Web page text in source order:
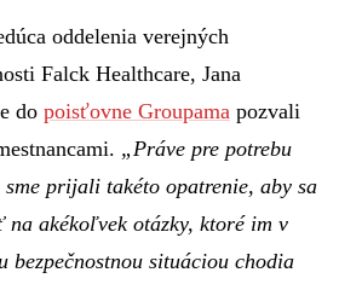
oddelenia verejných
Falck Healthcare, Jana
do poisťovne Groupama pozvali
„Práve pre potrebu
sme prijali takéto opatrenie, aby sa
na akékoľvek otázky, ktoré im v
bezpečnostnou situáciou chodia